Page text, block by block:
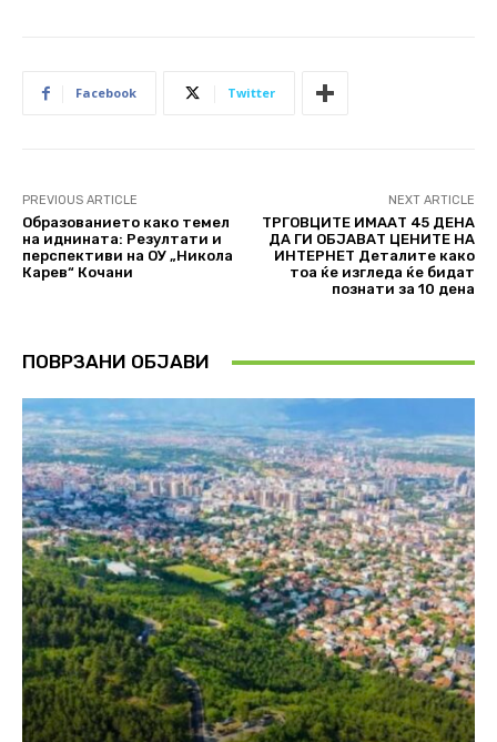
Facebook Twitter
PREVIOUS ARTICLE
Образованието како темел
на иднината: Резултати и
перспективи на ОУ „Никола
Карев“ Кочани
NEXT ARTICLE
ТРГОВЦИТЕ ИМААТ 45 ДЕНА
ДА ГИ ОБЈАВАТ ЦЕНИТЕ НА
ИНТЕРНЕТ Деталите како
тоа ќе изгледа ќе бидат
познати за 10 дена
ПОВРЗАНИ ОБЈАВИ